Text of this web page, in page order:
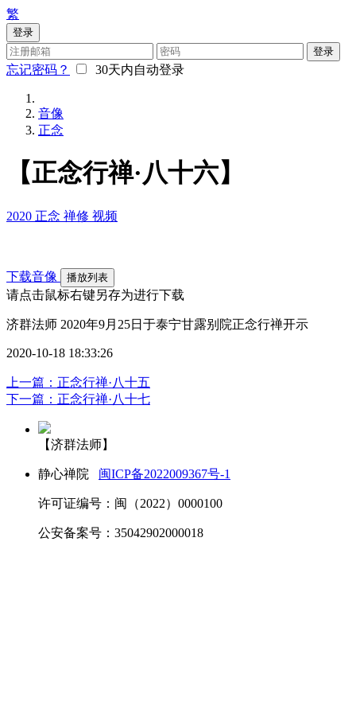
繁
登录
登录
忘记密码？ 30天内自动登录
音像
正念
【正念行禅·八十六】
2020 正念 禅修 视频
下载音像 播放列表
请点击鼠标右键另存为进行下载
济群法师 2020年9月25日于泰宁甘露别院正念行禅开示
2020-10-18 18:33:26
上一篇：正念行禅·八十五
下一篇：正念行禅·八十七
【济群法师】
静心禅院 闽ICP备2022009367号-1
许可证编号：闽（2022）0000100
公安备案号：35042902000018